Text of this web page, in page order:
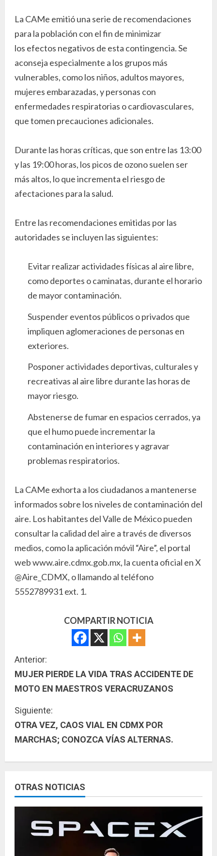
La CAMe emitió una serie de recomendaciones
para la población con el fin de minimizar
los efectos negativos de esta contingencia. Se
aconseja especialmente a los grupos más
vulnerables, como los niños, adultos mayores,
mujeres embarazadas, y personas con
enfermedades respiratorias o cardiovasculares,
que tomen precauciones adicionales.
Durante las horas críticas, que son entre las 13:00
y las 19:00 horas, los picos de ozono suelen ser
más altos, lo que incrementa el riesgo de
afectaciones para la salud.
Entre las recomendaciones emitidas por las
autoridades se incluyen las siguientes:
Evitar realizar actividades físicas al aire libre,
como deportes o caminatas, durante el horario
de mayor contaminación.
Suspender eventos públicos o privados que
impliquen aglomeraciones de personas en
exteriores.
Posponer actividades deportivas, culturales y
recreativas al aire libre durante las horas de
mayor riesgo.
Abstenerse de fumar en espacios cerrados, ya
que el humo puede incrementar la
contaminación en interiores y agravar
problemas respiratorios.
La CAMe exhorta a los ciudadanos a mantenerse
informados sobre los niveles de contaminación del
aire. Los habitantes del Valle de México pueden
consultar la calidad del aire a través de diversos
medios, como la aplicación móvil “Aire”, el portal
web www.aire.cdmx.gob.mx, la cuenta oficial en X
@Aire_CDMX, o llamando al teléfono
5552789931 ext. 1.
COMPARTIR NOTICIA
S
i
u
e
l
e
y
Anterior:
MUJER PIERDE LA VIDA TRAS ACCIDENTE DE
MOTO EN MAESTROS VERACRUZANOS
Siguiente:
OTRA VEZ, CAOS VIAL EN CDMX POR
MARCHAS; CONOZCA VÍAS ALTERNAS.
OTRAS NOTICIAS